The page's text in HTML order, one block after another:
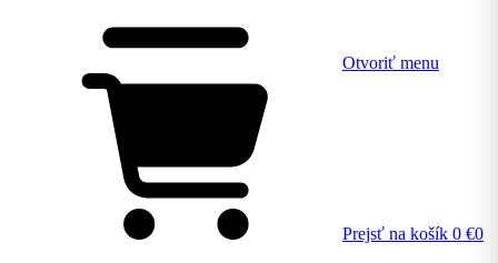
Otvoriť menu
Prejsť na košík 0 €0